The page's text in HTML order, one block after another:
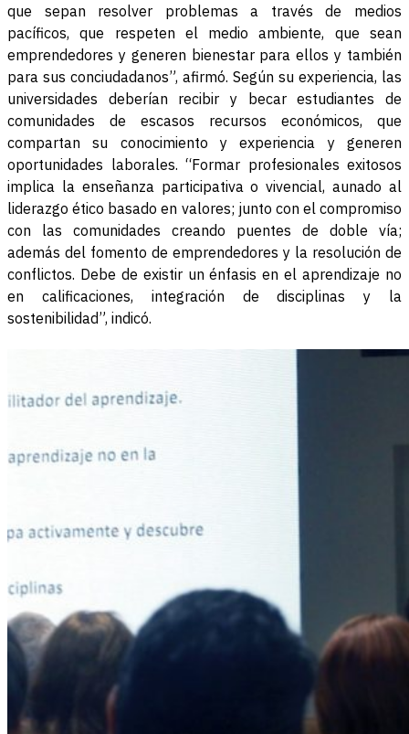
que sepan resolver problemas a través de medios
pacíficos, que respeten el medio ambiente, que sean
emprendedores y generen bienestar para ellos y también
para sus conciudadanos”, afirmó. Según su experiencia, las
universidades deberían recibir y becar estudiantes de
comunidades de escasos recursos económicos, que
compartan su conocimiento y experiencia y generen
oportunidades laborales. “Formar profesionales exitosos
implica la enseñanza participativa o vivencial, aunado al
liderazgo ético basado en valores; junto con el compromiso
con las comunidades creando puentes de doble vía;
además del fomento de emprendedores y la resolución de
conflictos. Debe de existir un énfasis en el aprendizaje no
en calificaciones, integración de disciplinas y la
sostenibilidad”, indicó.